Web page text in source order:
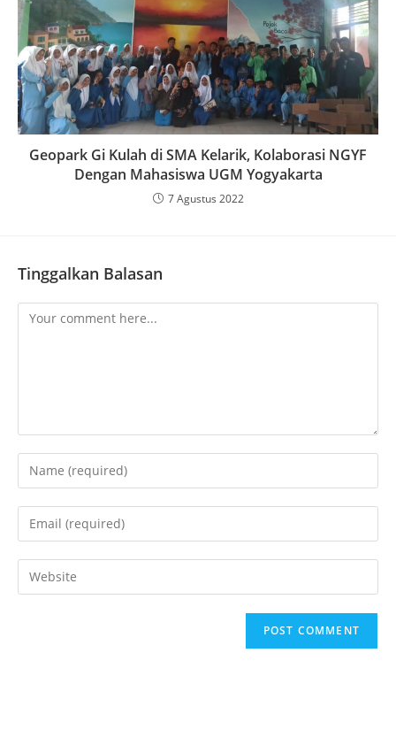
Geopark Gi Kulah di SMA Kelarik, Kolaborasi NGYF
Dengan Mahasiswa UGM Yogyakarta
7 Agustus 2022
Tinggalkan Balasan